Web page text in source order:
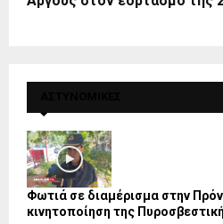
Φωτιά σε διαμέρισμα στην
κινητοποίηση της